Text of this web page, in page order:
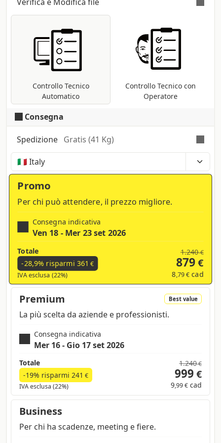
Controllo Tecnico
Automatico
Controllo Tecnico con
Operatore
file pdf: controllo delle dimensioni e dei
font; conversione nel profilo di stampa
CMYK se presenti metodi differenti (RGB,
Pantoni, etc ...).
Consegna
Spedizione Gratis (41 Kg)
Tempi, costi e tasse possono variare a seconda
della regione e dei prodotti nel carrello
Promo
Per chi può attendere, il prezzo migliore.
Consegna indicativa
Ven 18 - Mer 23 set 2026
Totale
-28,9% risparmi 361 €
IVA esclusa (22%)
1.240€
879€
8 ,79 € cad
Premium Best value
La più scelta da aziende e professionisti.
Consegna indicativa
Mer 16 - Gio 17 set 2026
Totale
-19% risparmi 241 €
IVA esclusa (22%)
1.240€
999 €
9,99 € cad
Business
Per chi ha scadenze, meeting e fiere.